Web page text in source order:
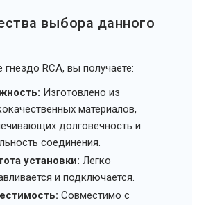
выбора данного
RCA, вы получаете:
Изготовлено из
материалов,
долговечность и
соединения.
установки: Легко
и подключается.
Совместимо с